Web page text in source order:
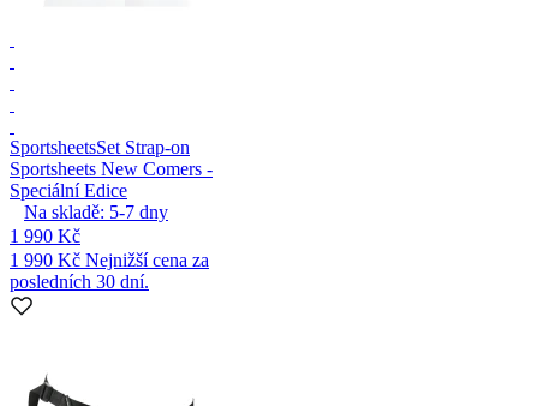
SportsheetsSet Strap-on
Sportsheets New Comers -
Speciální Edice
Na skladě: 5-7 dny
1 990 Kč
1 990 Kč Nejnižší cena za
posledních 30 dní.